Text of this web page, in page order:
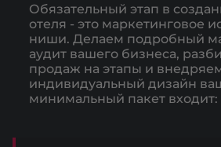
Обязательный этап в
отеля - это маркетинговое
ниши. Делаем подробный
аудит вашего бизнеса,
продаж на этапы и
индивидуальный дизайн
минимальный пакет входит: